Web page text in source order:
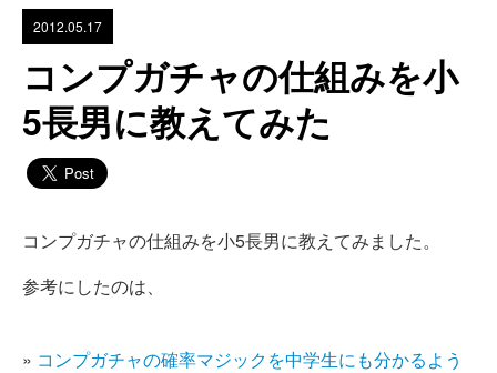
2012.05.17
コンプガチャの仕組みを小
5長男に教えてみた
コンプガチャの仕組みを小5長男に教えてみました。
参考にしたのは、
» コンプガチャの確率マジックを中学生にも分かるよう